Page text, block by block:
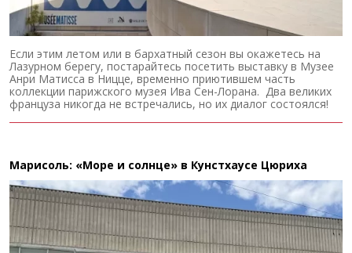
Если этим летом или в бархатный сезон вы окажетесь на
Лазурном берегу, постарайтесь посетить выставку в Музее
Анри Матисса в Ницце, временно приютившем часть
коллекции парижского музея Ива Сен-Лорана. Два великих
француза никогда не встречались, но их диалог состоялся!
Марисоль: «Море и солнце» в Кунстхаусе Цюриха